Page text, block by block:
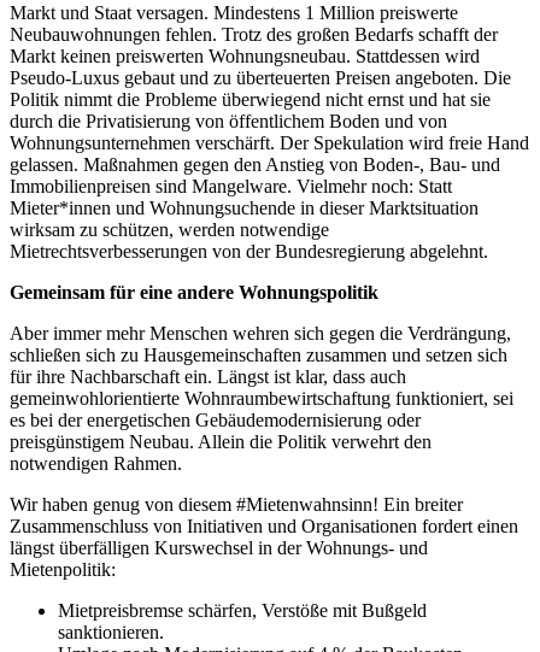
Markt und Staat versagen. Mindestens 1 Million preiswerte
Neubauwohnungen fehlen. Trotz des großen Bedarfs schafft der
Markt keinen preiswerten Wohnungsneubau. Stattdessen wird
Pseudo-Luxus gebaut und zu überteu­er­ten Preisen angeboten. Die
Politik nimmt die Probleme überwiegend nicht ernst und hat sie
durch die Privatisierung von öffentlichem Boden und von
Wohnungsunternehmen verschärft. Der Spekulation wird freie Hand
gelassen. Maßnahmen gegen den Anstieg von Boden-, Bau- und
Immobilienpreisen sind Mangelware. Vielmehr noch: Statt
Mieter*innen und Wohnungsuchende in dieser Marktsituation
wirksam zu schützen, werden notwendige
Mietrechtsverbesserungen von der Bundesregierung abgelehnt.
Gemeinsam für eine andere Wohnungspolitik
Aber immer mehr Menschen wehren sich gegen die Verdrängung,
schließen sich zu Hausgemeinschaften zusammen und setzen sich
für ihre Nachbarschaft ein. Längst ist klar, dass auch
gemeinwohlorientierte Wohnraumbewirtschaftung funktioniert, sei
es bei der energetischen Gebäudemodernisierung oder
preisgünstigem Neubau. Allein die Politik verwehrt den
notwendigen Rahmen.
Wir haben genug von diesem #Mietenwahnsinn! Ein breiter
Zusammenschluss von Initiativen und Organisationen fordert einen
längst überfälligen Kurswechsel in der Wohnungs- und
Mietenpolitik:
Mietpreisbremse schärfen, Verstöße mit Bußgeld
sanktionieren.